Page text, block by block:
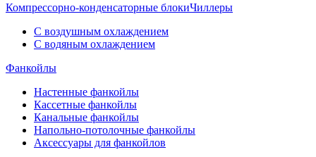
Компрессорно-конденсаторные блокиЧиллеры
С воздушным охлаждением
С водяным охлаждением
Фанкойлы
Настенные фанкойлы
Кассетные фанкойлы
Канальные фанкойлы
Напольно-потолочные фанкойлы
Аксессуары для фанкойлов